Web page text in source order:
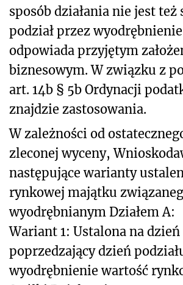
sposób działania nie jest
podział przez
odpowiada przyjętym
biznesowym. W związku z
art. 14b § 5b Ordynacji
znajdzie zastosowania.
W zależności od
zleconej wyceny,
następujące warianty
rynkowej majątku
wyodrębnianym Działem A:
Wariant 1: Ustalona na dzień
poprzedzający dzień
wyodrębnienie wartość